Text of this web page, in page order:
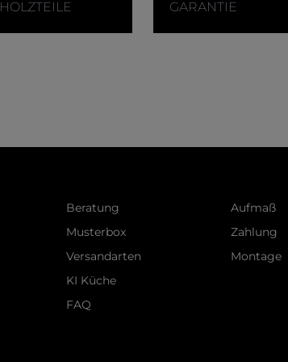
akzeptiert werden, kann das Video
HOLZTEILE
GARANTIE
Beratung
Musterbox
Versandarten
KI Küche
FAQ
Aufmaß
Zahlung
Montage